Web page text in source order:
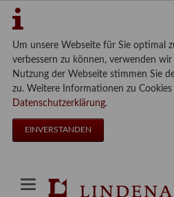
Um unsere Webseite für Sie optimal
verbessern zu können, verwenden
Nutzung der Webseite stimmen Sie
zu. Weitere Informationen zu
Datenschutzerklärung.
EINVERSTANDEN